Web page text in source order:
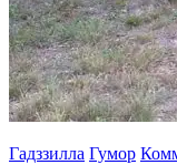
Гадззилла Гумор